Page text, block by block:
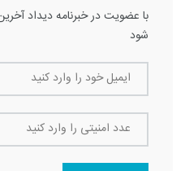
با عضویت در خبرنامه دیداد
شود
ایمیل خود را وارد کنید
عدد امنیتی را وارد کنید